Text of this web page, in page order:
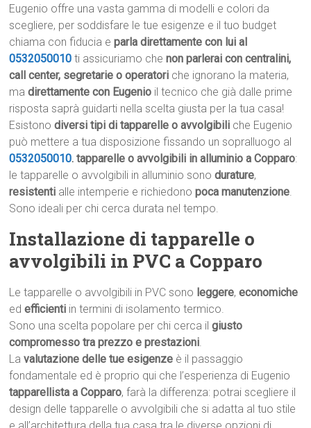
Eugenio offre una vasta gamma di modelli e colori da
scegliere, per soddisfare le tue esigenze e il tuo budget
chiama con fiducia eparla direttamente con lui al
0532050010 ti assicuriamo chenon parlerai con centralini,
call center, segretarie o operatori che ignorano la materia,
madirettamente con Eugenio il tecnico che già dalle prime
risposta saprà guidarti nella scelta giusta per la tua casa!
Esistonodiversi tipi di tapparelle o avvolgibili che Eugenio
può mettere a tua disposizione fissando un sopralluogo al
0532050010. tapparelle o avvolgibili in alluminio a Copparo:
le tapparelle o avvolgibili in alluminio sonodurature,
resistenti alle intemperie e richiedonopoca manutenzione.
Sono ideali per chi cerca durata nel tempo.
Installazione di tapparelle o
avvolgibili in PVC a Copparo
Le tapparelle o avvolgibili in PVC sono leggere,economiche
edefficienti in termini di isolamento termico.
Sono una scelta popolare per chi cerca ilgiusto
compromesso tra prezzo e prestazioni.
Lavalutazione delle tue esigenze è il passaggio
fondamentale ed è proprio qui che l’esperienza di Eugenio
tapparellista a Copparo, farà la differenza: potrai scegliere il
design delle tapparelle o avvolgibili che si adatta al tuo stile